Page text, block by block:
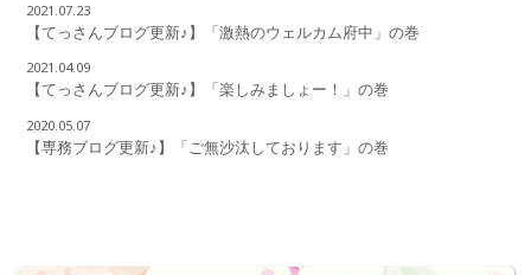
2021.07.23
【てっさんブログ更新♪】「激熱のウェルカム府中」の巻
2021.04.09
【てっさんブログ更新♪】「楽しみましょー！」の巻
2020.05.07
【専務ブログ更新♪】「ご無沙汰しております」の巻